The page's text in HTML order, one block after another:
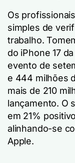
Os
simples de
trabalho.
do iPhone 17
evento de
e 444 milhões
mais de 210
lançamento. O
em 21%
alinhando-se
Apple.